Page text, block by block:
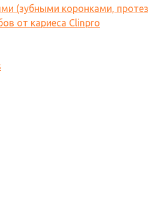
(зубными коронками,
от кариеса Clinpro